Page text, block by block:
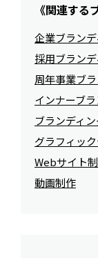
《関連する
企業ブラン
採用ブラン
周年事業ブ
インナーブ
ブランディ
グラフィッ
Webサイト
動画制作